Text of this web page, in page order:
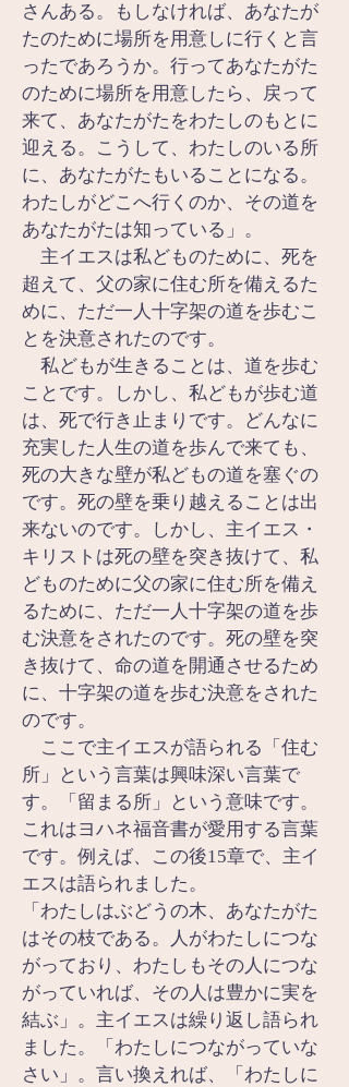
さんある。もしなければ、あなたが
たのために場所を用意しに行くと言
ったであろうか。行ってあなたがた
のために場所を用意したら、戻って
来て、あなたがたをわたしのもとに
迎える。こうして、わたしのいる所
に、あなたがたもいることになる。
わたしがどこへ行くのか、その道を
あなたがたは知っている」。
主イエスは私どものために、死を
超えて、父の家に住む所を備えるた
めに、ただ一人十字架の道を歩むこ
とを決意されたのです。
私どもが生きることは、道を歩む
ことです。しかし、私どもが歩む道
は、死で行き止まりです。どんなに
充実した人生の道を歩んで来ても、
死の大きな壁が私どもの道を塞ぐの
です。死の壁を乗り越えることは出
来ないのです。しかし、主イエス・
キリストは死の壁を突き抜けて、私
どものために父の家に住む所を備え
るために、ただ一人十字架の道を歩
む決意をされたのです。死の壁を突
き抜けて、命の道を開通させるため
に、十字架の道を歩む決意をされた
のです。
ここで主イエスが語られる「住む
所」という言葉は興味深い言葉で
す。「留まる所」という意味です。
これはヨハネ福音書が愛用する言葉
です。例えば、この後15章で、主イ
エスは語られました。
「わたしはぶどうの木、あなたがた
はその枝である。人がわたしにつな
がっており、わたしもその人につな
がっていれば、その人は豊かに実を
結ぶ」。主イエスは繰り返し語られ
ました。「わたしにつながっていな
さい」。言い換えれば、「わたしに